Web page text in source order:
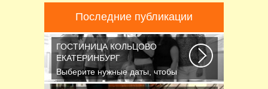
Последние публикации
ГОСТИНИЦА КОЛЬЦОВО
ЕКАТЕРИНБУРГ
Выберите нужные даты, чтобы
узнать цену: — Название номера